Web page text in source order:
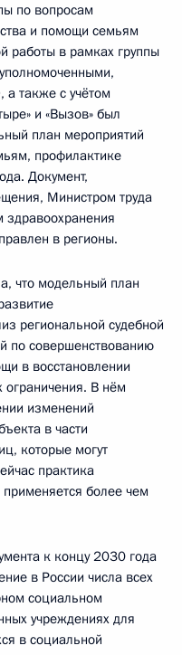
по вопросам
и помощи семьям
работы в рамках группы
а также с учётом
и «Вызов» был
план мероприятий
профилактике
Документ,
Министром труда
в регионы.
что модельный план
региональной судебной
по совершенствованию
в восстановлении
ограничения. В нём
изменений
в части
которые могут
практика
более чем
к концу 2030 года
в России числа всех
социальном
учреждениях для
в социальной